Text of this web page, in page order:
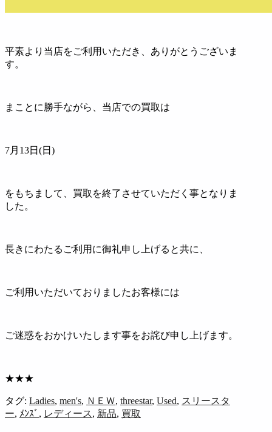
平素より当店をご利用いただき、ありがとうございま
す。
まことに勝手ながら、当店での買取は
7月13日(日)
をもちまして、買取を終了させていただく事となりま
した。
長きにわたるご利用に御礼申し上げると共に、
ご利用いただいておりましたお客様には
ご迷惑をおかけいたします事をお詫び申し上げます。
★★★
タグ: Ladies, men's, ＮＥＷ, threestar, Used, スリースタ
ー, ﾒﾝｽﾞ , レディース, 新品, 買取